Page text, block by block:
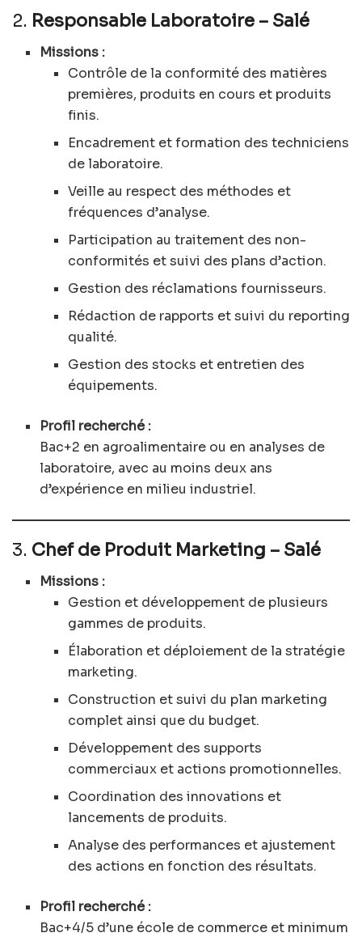
2. Responsable Laboratoire – Salé
Missions :
Contrôle de la conformité des matières
premières, produits en cours et produits
finis.
Encadrement et formation des techniciens
de laboratoire.
Veille au respect des méthodes et
fréquences d’analyse.
Participation au traitement des non-
conformités et suivi des plans d’action.
Gestion des réclamations fournisseurs.
Rédaction de rapports et suivi du reporting
qualité.
Gestion des stocks et entretien des
équipements.
Profil recherché :
Bac+2 en agroalimentaire ou en analyses de
laboratoire, avec au moins deux ans
d’expérience en milieu industriel.
3. Chef de Produit Marketing – Salé
Missions :
Gestion et développement de plusieurs
gammes de produits.
Élaboration et déploiement de la stratégie
marketing.
Construction et suivi du plan marketing
complet ainsi que du budget.
Développement des supports
commerciaux et actions promotionnelles.
Coordination des innovations et
lancements de produits.
Analyse des performances et ajustement
des actions en fonction des résultats.
Profil recherché :
Bac+4/5 d’une école de commerce et minimum